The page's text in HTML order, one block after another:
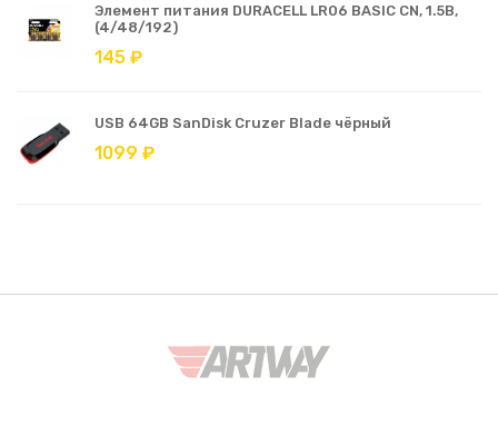
Элемент питания DURACELL LR06 BASIC CN, 1.5В,
(4/48/192)
145 ₽
USB 64GB SanDisk Cruzer Blade чёрный
1099 ₽